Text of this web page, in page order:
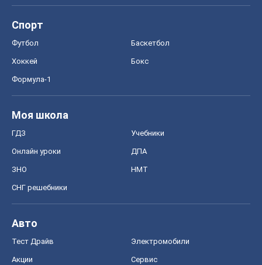
Спорт
Футбол Баскетбол
Хоккей Бокс
Формула-1
Моя школа
ГДЗ Учебники
Онлайн уроки ДПА
ЗНО НМТ
СНГ решебники
Авто
Тест Драйв Электромобили
Акции Сервис